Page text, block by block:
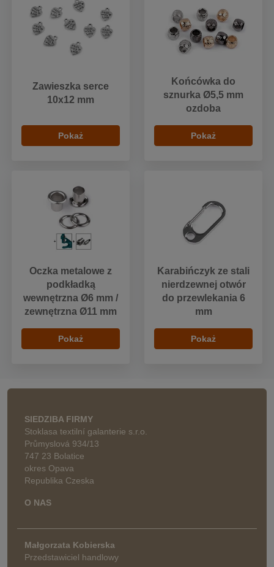
Zawieszka serce
10x12 mm
Pokaż
Końcówka do
sznurka Ø5,5 mm
ozdoba
Pokaż
Oczka metalowe z
podkładką
wewnętrzna Ø6 mm /
zewnętrzna Ø11 mm
Pokaż
Karabińczyk ze stali
nierdzewnej otwór
do przewlekania 6
mm
Pokaż
SIEDZIBA FIRMY
Stoklasa textilní galanterie s.r.o.
Průmyslová 934/13
747 23 Bolatice
okres Opava
Republika Czeska
O NAS
Małgorzata Kobierska
Przedstawiciel handlowy